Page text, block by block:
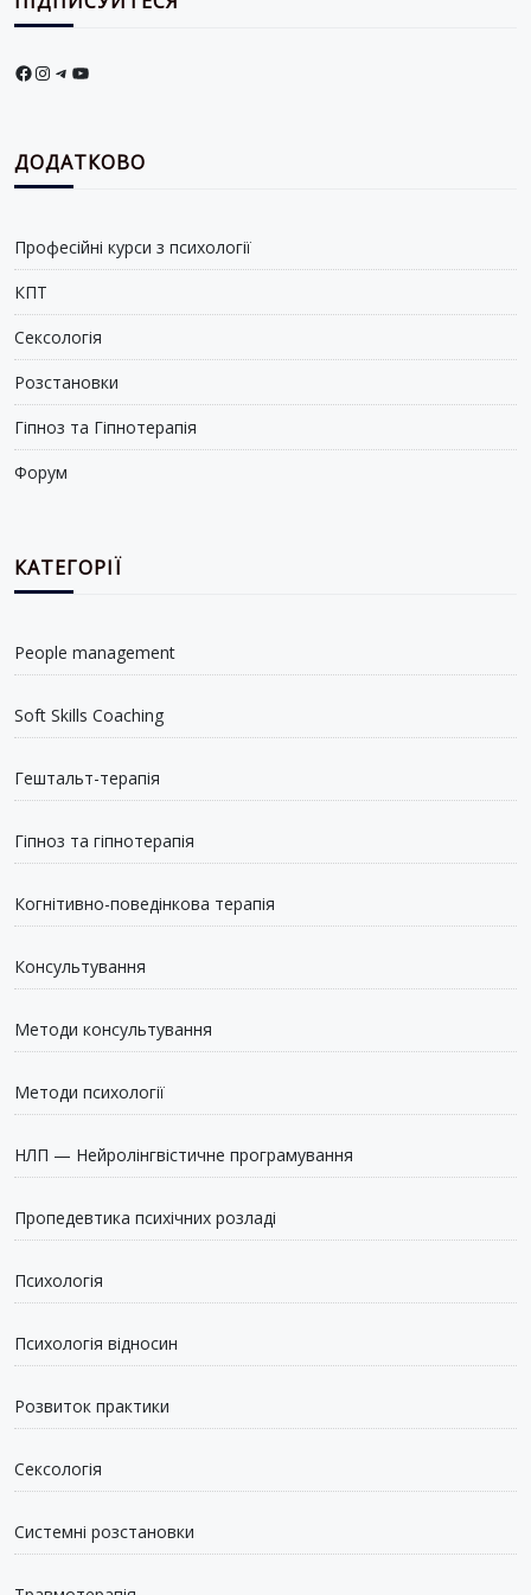
Facebook
Instagram
Telegram
YouTube
ДОДАТКОВО
Професійні курси з психології
КПТ
Сексологія
Розстановки
Гіпноз та Гіпнотерапія
Форум
КАТЕГОРІЇ
People management
Soft Skills Coaching
Гештальт-терапія
Гіпноз та гіпнотерапія
Когнітивно-поведінкова терапія
Консультування
Методи консультування
Методи психології
НЛП — Нейролінгвістичне програмування
Пропедевтика психічних розладі
Психологія
Психологія відносин
Розвиток практики
Сексологія
Системні розстановки